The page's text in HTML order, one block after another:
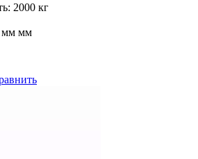
2000 кг
мм мм